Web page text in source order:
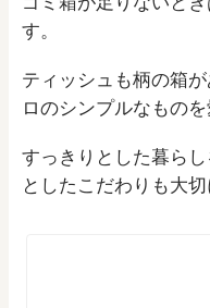
す。
ティッシュも柄の箱
ロのシンプルなものを
すっきりとした暮ら
としたこだわりも大切